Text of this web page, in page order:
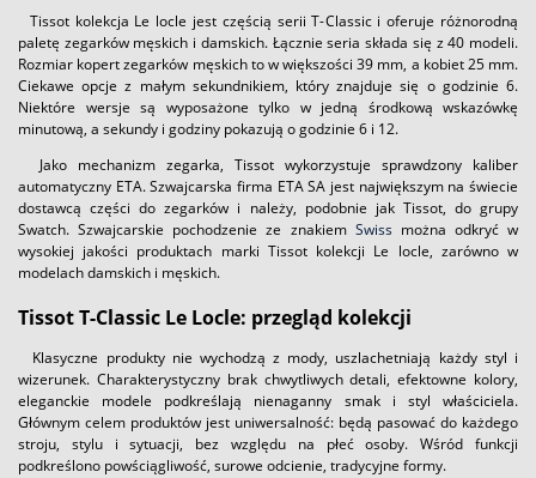
Tissot kolekcja Le locle jest częścią serii T-Classic i oferuje różnorodną
paletę zegarków męskich i damskich. Łącznie seria składa się z 40 modeli.
Rozmiar kopert zegarków męskich to w większości 39 mm, a kobiet 25 mm.
Ciekawe opcje z małym sekundnikiem, który znajduje się o godzinie 6.
Niektóre wersje są wyposażone tylko w jedną środkową wskazówkę
minutową, a sekundy i godziny pokazują o godzinie 6 i 12.
Jako mechanizm zegarka, Tissot wykorzystuje sprawdzony kaliber
automatyczny ETA. Szwajcarska firma ETA SA jest największym na świecie
dostawcą części do zegarków i należy, podobnie jak Tissot, do grupy
Swatch. Szwajcarskie pochodzenie ze znakiem Swissmożna odkryć w
wysokiej jakości produktach marki Tissot kolekcji Le locle, zarówno w
modelach damskich i męskich.
Tissot T-Classic Le Locle: przegląd kolekcji
Klasyczne produkty nie wychodzą z mody, uszlachetniają każdy styl i
wizerunek. Charakterystyczny brak chwytliwych detali, efektowne kolory,
eleganckie modele podkreślają nienaganny smak i styl właściciela.
Głównym celem produktów jest uniwersalność: będą pasować do każdego
stroju, stylu i sytuacji, bez względu na płeć osoby. Wśród funkcji
podkreślono powściągliwość, surowe odcienie, tradycyjne formy.